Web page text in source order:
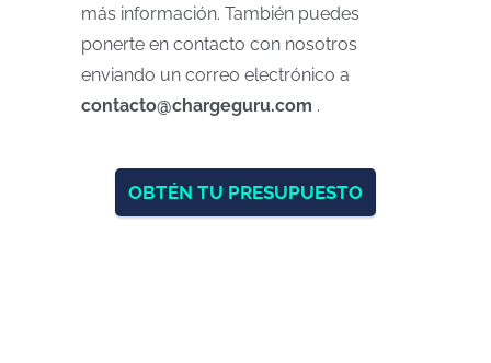
más información. También puedes
ponerte en contacto con nosotros
enviando un correo electrónico a
contacto@chargeguru.com .
OBTÉN TU PRESUPUESTO